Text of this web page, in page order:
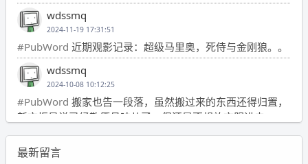
wdssmq
2024-11-19 17:31:51
#PubWord 近期观影记录：超级马里奥，死侍与金刚狼。。
wdssmq
2024-10-08 10:12:25
#PubWord 搬家也告一段落，虽然搬过来的东西还得归置，
新衣柜虽说已经散俩月味儿了，但还是不想放衣服进去。
wdssmq
2024-09-23 21:00:49
最新留言